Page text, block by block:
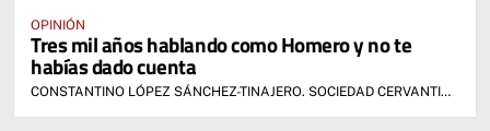
OPINIÓN
Tres mil años hablando como Homero y no te
habías dado cuenta
CONSTANTINO LÓPEZ SÁNCHEZ-TINAJERO. SOCIEDAD CERVANTINA DE ALCÁZAR DE SAN JUAN